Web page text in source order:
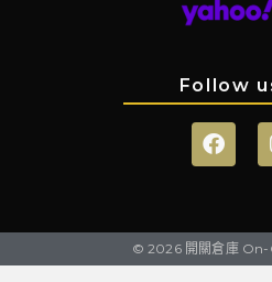
Follow
© 2026 開關倉庫